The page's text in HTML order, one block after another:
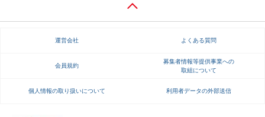
運営会社 よくある質問
会員規約
募集者情報等提供事業への
取組について
個人情報の取り扱いについて 利用者データの外部送信